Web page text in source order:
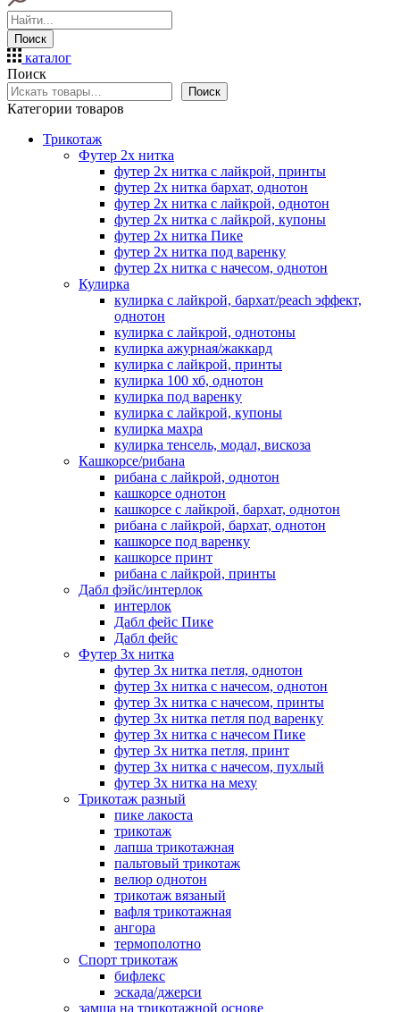
Поиск
каталог
Поиск
Поиск
Категории товаров
Трикотаж
Футер 2х нитка
футер 2х нитка с лайкрой, принты
футер 2х нитка бархат, однотон
футер 2х нитка с лайкрой, однотон
футер 2х нитка с лайкрой, купоны
футер 2х нитка Пике
футер 2х нитка под варенку
футер 2х нитка с начесом, однотон
Кулирка
кулирка с лайкрой, бархат/peach эффект,
однотон
кулирка с лайкрой, однотоны
кулирка ажурная/жаккард
кулирка с лайкрой, принты
кулирка 100 хб, однотон
кулирка под варенку
кулирка с лайкрой, купоны
кулирка махра
кулирка тенсель, модал, вискоза
Кашкорсе/рибана
рибана с лайкрой, однотон
кашкорсе однотон
кашкорсе с лайкрой, бархат, однотон
рибана с лайкрой, бархат, однотон
кашкорсе под варенку
кашкорсе принт
рибана с лайкрой, принты
Дабл фэйс/интерлок
интерлок
Дабл фейс Пике
Дабл фейс
Футер 3х нитка
футер 3х нитка петля, однотон
футер 3х нитка с начесом, однотон
футер 3х нитка с начесом, принты
футер 3х нитка петля под варенку
футер 3х нитка с начесом Пике
футер 3х нитка петля, принт
футер 3х нитка с начесом, пухлый
футер 3х нитка на меху
Трикотаж разный
пике лакоста
трикотаж
лапша трикотажная
пальтовый трикотаж
велюр однотон
трикотаж вязаный
вафля трикотажная
ангора
термополотно
Спорт трикотаж
бифлекс
эскада/джерси
замша на трикотажной основе